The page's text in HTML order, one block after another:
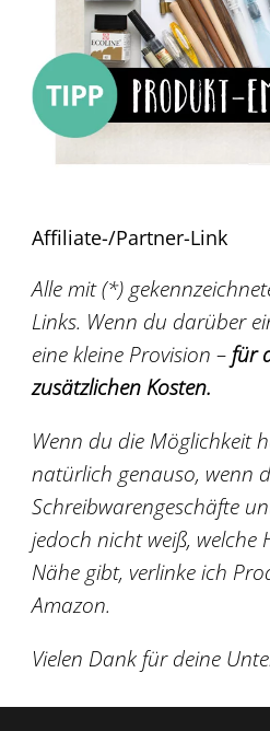
Affiliate-/Partner-Link
Alle mit (*)
Links. Wenn du darüber
eine kleine Provision – für
zusätzlichen Kosten.
Wenn du die Möglichkeit
natürlich genauso, wenn
Schreibwarengeschäfte
jedoch nicht weiß, welche
Nähe gibt, verlinke ich
Amazon.
Vielen Dank für deine